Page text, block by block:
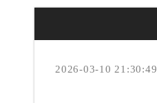
2026-03-10 21:30:49